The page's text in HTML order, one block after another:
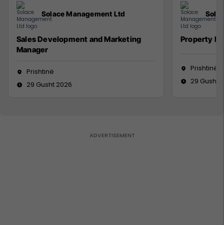
Solace Management Ltd
Sales Development and Marketing
Manager
Prishtinë
29 Gusht 2026
Property
Prishtinë
29 Gusht